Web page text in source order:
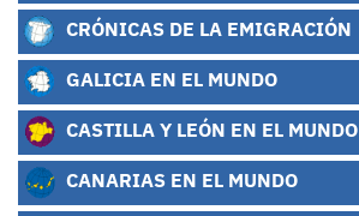
CRÓNICAS DE LA EMIGRACIÓN
GALICIA EN EL MUNDO
CASTILLA Y LEÓN EN EL MUNDO
CANARIAS EN EL MUNDO